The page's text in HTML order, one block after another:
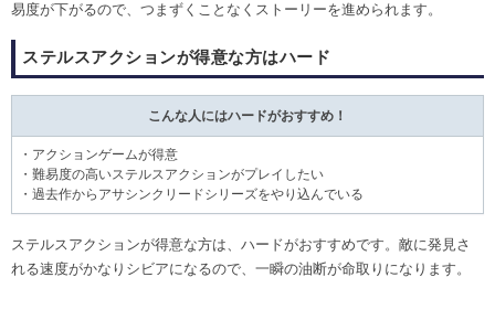
易度が下がるので、つまずくことなくストーリーを進められます。
ステルスアクションが得意な方はハード
こんな人にはハードがおすすめ！
・アクションゲームが得意
・難易度の高いステルスアクションがプレイしたい
・過去作からアサシンクリードシリーズをやり込んでいる
ステルスアクションが得意な方は、ハードがおすすめです。敵に発見さ
れる速度がかなりシビアになるので、一瞬の油断が命取りになります。